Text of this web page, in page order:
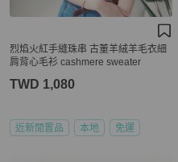
烈焰火紅手縫珠串 古董羊絨羊毛衣細
肩背心毛衫 cashmere sweater
TWD 1,080
近新閒置品 本地 免運